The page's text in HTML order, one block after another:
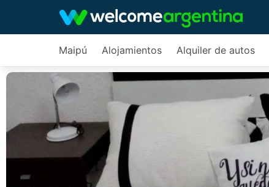
Maipú Alojamientos Alquiler de autos